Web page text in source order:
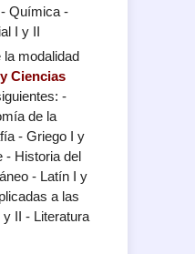
Química -
I y II
modalidad
Ciencias
-
de la
- Griego I y
- Historia del
- Latín I y
a las
II - Literatura